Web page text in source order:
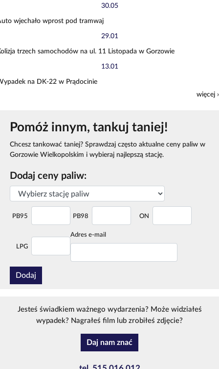
30.05
wjechało wprost pod tramwaj
29.01
trzech samochodów na ul. 11 Listopada w Gorzowie
13.01
na DK-22 w Prądocinie
więcej ›
Pomóż innym, tankuj taniej!
Chcesz tankować taniej? Sprawdzaj często aktualne ceny paliw w
Gorzowie Wielkopolskim i wybieraj najlepszą stację.
Dodaj ceny paliw:
PB95 PB98 ON
LPG
Adres e-mail
Dodaj
Jesteś świadkiem ważnego wydarzenia? Może widziałeś
wypadek? Nagrałeś film lub zrobiłeś zdjęcie?
Daj nam znać